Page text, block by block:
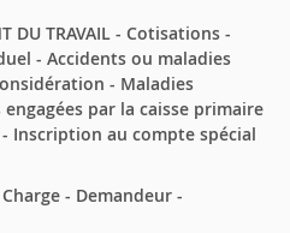
DU TRAVAIL - Cotisations -
- Accidents ou maladies
- Maladies
par la caisse primaire
- Inscription au compte spécial
Charge - Demandeur -